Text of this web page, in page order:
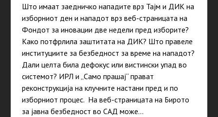
Што имаат заедничко нападите врз Тајм и ДИК на
изборниот ден и нападот врз веб-страницата на
Фондот за иновации две недели пред изборите?
Како потфрлила заштитата на ДИК? Што правеле
институциите за безбедност за време на нападот?
Дали целта била дефокус или вистински упад во
системот? ИРЛ и „Само прашај“ прават
реконструкција на клучните настани пред и по
изборниот процес. На веб-страницата на Бирото
за јавна безбедност во САД може…